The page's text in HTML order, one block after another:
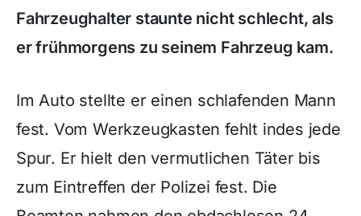
Fahrzeughalter staunte nicht schlecht, als
er frühmorgens zu seinem Fahrzeug kam.
Im Auto stellte er einen schlafenden Mann
fest. Vom Werkzeugkasten fehlt indes jede
Spur. Er hielt den vermutlichen Täter bis
zum Eintreffen der Polizei fest. Die